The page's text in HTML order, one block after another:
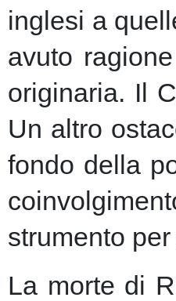
inglesi a
avuto
originaria. Il
Un altro
fondo della
strumento
La morte di